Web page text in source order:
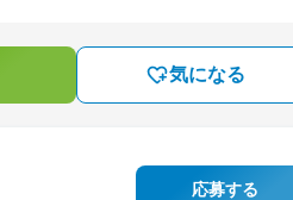
気になる
応募する